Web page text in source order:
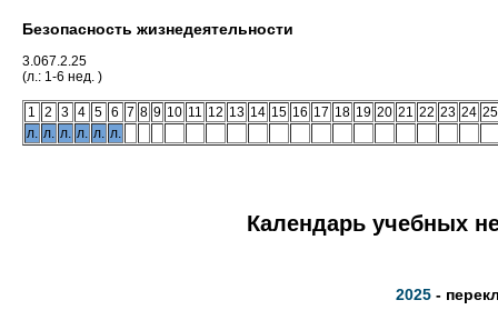
Безопасность жизнедеятельности
3.067.2.25
(л.: 1-6 нед. )
1 2 3 4 5 6 7 8 9 10 11 12 13 14 15 16 17 18 19 20 21 22 23 24 25
л. л. л. л. л. л.
Календарь учебных
2025 -